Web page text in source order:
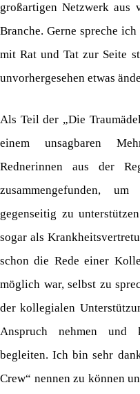
großartigen Netzwerk aus
Branche. Gerne spreche
mit Rat und Tat zur Seite
unvorhergesehen etwas
Als Teil der „Die
einem unsagbaren
Rednerinnen aus der
zusammengefunden,
gegenseitig zu
sogar als
schon die Rede einer
möglich war, selbst zu
der kollegialen
Anspruch nehmen und
begleiten. Ich bin sehr
Crew“ nennen zu können